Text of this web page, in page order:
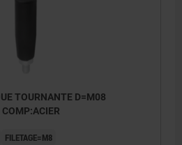
TOURNANTE D=M08
FILETAGE=M8